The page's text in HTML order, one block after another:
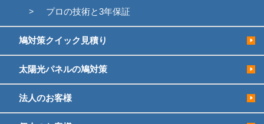
プロの技術と3年保証
鳩対策クイック見積り
太陽光パネルの鳩対策
法人のお客様